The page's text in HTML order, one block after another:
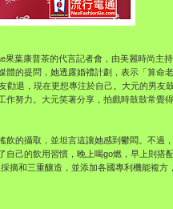
果葉康普茶的代言記者會，由美麗時尚主
的提問，她透露婚禮計劃，表示「算命
退，現在更想專注於自己。大元的男友
努力。大元笑著分享，拍戲時鼓鼓常覺
的攝取，並坦言這讓她感到鬱悶。不過
己的飲用習慣，晚上喝go燃，早上則搭
摘和三重釀造，並添加各國專利機能複方